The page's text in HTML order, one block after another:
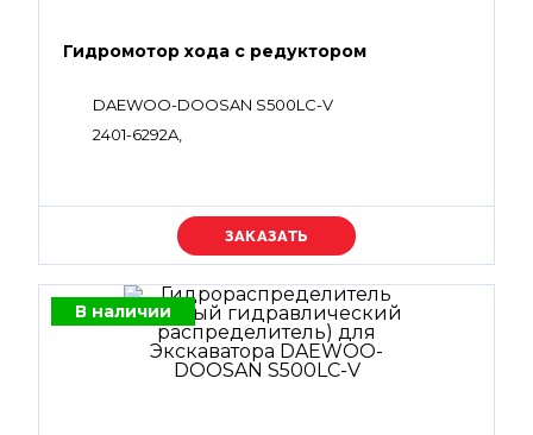
Гидромотор хода с редуктором
DAEWOO-DOOSAN S500LC-V
2401-6292A,
Уточняйте цену
В наличии